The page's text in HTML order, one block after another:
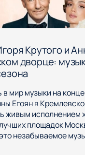
Крутого и
дворце:
в мир музыки на
Егоян в
живым исполнением
площадок
незабываемое